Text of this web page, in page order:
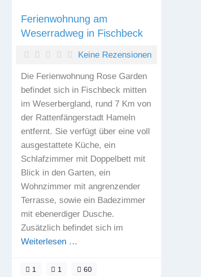
Ferienwohnung am
Weserradweg in Fischbeck
Keine Rezensionen
Die Ferienwohnung Rose Garden
befindet sich in Fischbeck mitten
im Weserbergland, rund 7 Km von
der Rattenfängerstadt Hameln
entfernt. Sie verfügt über eine voll
ausgestattete Küche, ein
Schlafzimmer mit Doppelbett mit
Blick in den Garten, ein
Wohnzimmer mit angrenzender
Terrasse, sowie ein Badezimmer
mit ebenerdiger Dusche.
Zusätzlich befindet sich im
Weiterlesen …
1 1 60